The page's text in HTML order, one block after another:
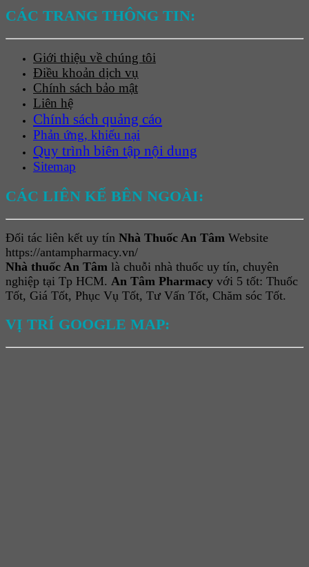
CÁC TRANG THÔNG TIN:
Giới thiệu về chúng tôi
Điều khoản dịch vụ
Chính sách bảo mật
Liên hệ
Chính sách quảng cáo
Phản ứng, khiếu nại
Quy trình biên tập nội dung
Sitemap
CÁC LIÊN KẾ BÊN NGOÀI:
Đối tác liên kết uy tín Nhà Thuốc An Tâm Website
https://antampharmacy.vn/
Nhà thuốc An Tâm là chuỗi nhà thuốc uy tín, chuyên
nghiệp tại Tp HCM. An Tâm Pharmacy với 5 tốt: Thuốc
Tốt, Giá Tốt, Phục Vụ Tốt, Tư Vấn Tốt, Chăm sóc Tốt.
VỊ TRÍ GOOGLE MAP: